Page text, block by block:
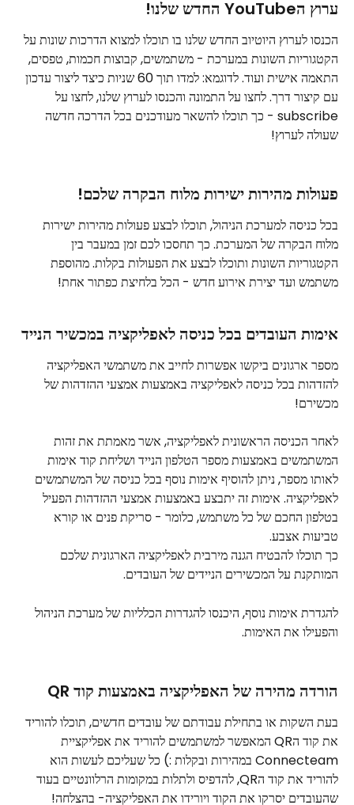
ערוץ הYouTube החדש שלנו!
הכנסו לערוץ היוטיוב החדש שלנו בו תוכלו למצוא הדרכות שונות על
הקטגוריות השונות במערכת - משתמשים, קבוצות חכמות, טפסים,
התאמה אישית ועוד. לדוגמא: למדו תוך 60 שניות כיצד ליצור עדכון
עם קיצור דרך. לחצו על התמונה והכנסו לערוץ שלנו, לחצו על
subscribe - כך תוכלו להשאר מעודכנים בכל הדרכה חדשה
שעולה לערוץ!
פעולות מהירות ישירות מלוח הבקרה שלכם!
בכל כניסה למערכת הניהול, תוכלו לבצע פעולות מהירות ישירות
מלוח הבקרה של המערכת. כך תחסכו לכם זמן במעבר בין
הקטגוריות השונות ותוכלו לבצע את הפעולות בקלות. מהוספת
משתמש ועד יצירת אירוע חדש - הכל בלחיצת כפתור אחת!
אימות העובדים בכל כניסה לאפליקציה במכשיר הנייד
מספר ארגונים ביקשו אפשרות לחייב את משתמשי האפליקציה
להזדהות בכל כניסה לאפליקציה באמצעות אמצעי ההזדהות של
מכשירם!
לאחר הכניסה הראשונית לאפליקציה, אשר מאמתת את זהות
המשתמשים באמצעות מספר הטלפון הנייד ושליחת קוד אימות
לאותו מספר, ניתן להוסיף אימות נוסף בכל כניסה של המשתמשים
לאפליקציה. אימות זה יתבצע באמצעות אמצעי ההזדהות הפעיל
בטלפון החכם של כל משתמש, כלומר - סריקת פנים או קורא
טביעות אצבע.
כך תוכלו להבטיח הגנה מירבית לאפליקציה הארגונית שלכם
המותקנת על המכשירים הניידים של העובדים.
להגדרת אימות נוסף, היכנסו להגדרות הכלליות של מערכת הניהול
והפעילו את האימות.
הורדה מהירה של האפליקציה באמצעות קוד QR
בעת השקות או בתחילת עבודתם של עובדים חדשים, תוכלו להוריד
את קוד הQR המאפשר למשתמשים להוריד את אפליקציית
Connecteam במהירות ובקלות :) כל שעליכם לעשות הוא
להוריד את קוד הQR, להדפיס ולתלות במקומות הרלוונטיים בעוד
שהעובדים יסרקו את הקוד ויורידו את האפליקציה- בהצלחה!